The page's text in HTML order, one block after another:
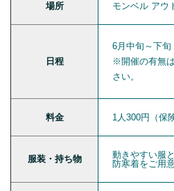
場所 モンベル アウ
日程
6月中旬～下旬
※開催の有無
さい。
料金 1人300円（保
服装・持ち物
動きやすい服
防寒着をご用